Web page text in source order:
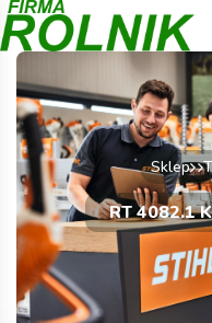
Sklep
RT 4082.1